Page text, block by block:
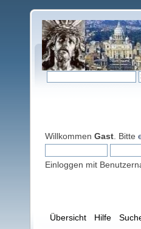
Willkommen Gast . Bitte
Einloggen mit
Übersicht Hilfe